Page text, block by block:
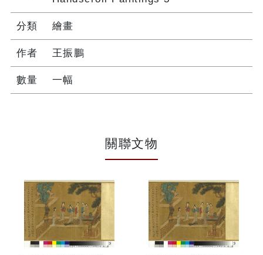
分類 繪畫
作者 王振鵬
數量 一幅
關聯文物